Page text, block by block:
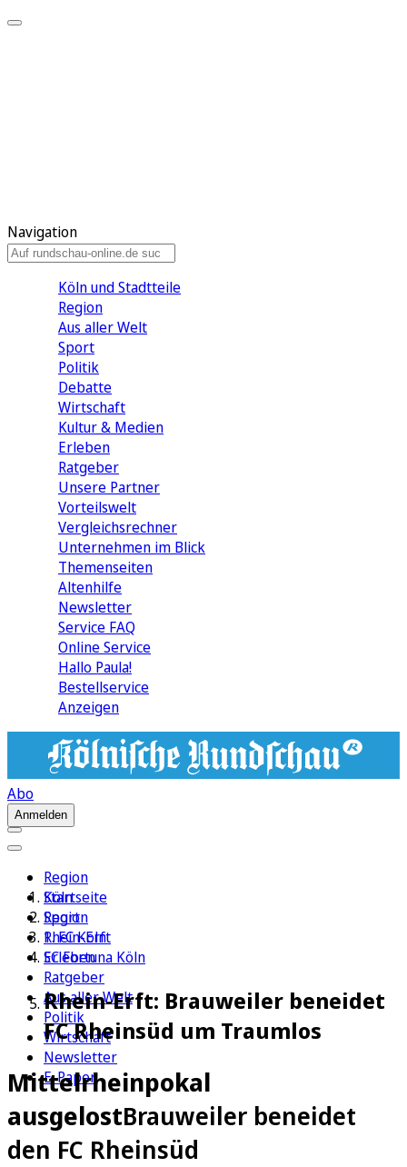
Navigation
Köln und Stadtteile
Region
Aus aller Welt
Sport
Politik
Debatte
Wirtschaft
Kultur & Medien
Erleben
Ratgeber
Unsere Partner
Vorteilswelt
Vergleichsrechner
Unternehmen im Blick
Themenseiten
Altenhilfe
Newsletter
Service FAQ
Online Service
Hallo Paula!
Bestellservice
Anzeigen
Abo
Anmelden
Region
Köln
Sport
1. FC Köln
Erleben
Ratgeber
Aus aller Welt
Politik
Wirtschaft
Newsletter
E-Paper
Startseite
Region
Rhein-Erft
SC Fortuna Köln
Rhein-Erft: Brauweiler beneidet
FC Rheinsüd um Traumlos
Mittelrheinpokal
ausgelostBrauweiler beneidet
den FC Rheinsüd